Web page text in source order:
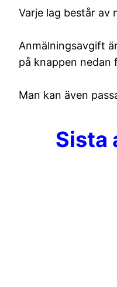
Varje lag består av
Anmälningsavgift
på knappen nedan
Man kan även
Sista